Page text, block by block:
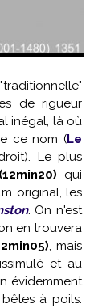
de rigueur
inégal, là où
ce nom (Le
Le plus
qui
original, les
. On n'est
en trouvera
, mais
et au
évidemment
à poils.